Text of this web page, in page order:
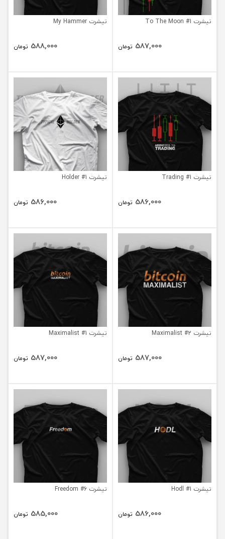
تیشرت To The Moon #1
587,000 تومان
تیشرت My Hammer
588,000 تومان
تیشرت Trading #1
586,000 تومان
تیشرت Holder #1
586,000 تومان
تیشرت Maximalist #2
587,000 تومان
تیشرت Maximalist #1
587,000 تومان
تیشرت Hodl #1
586,000 تومان
تیشرت Freedom #6
585,000 تومان